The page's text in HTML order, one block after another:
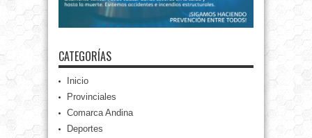
CATEGORÍAS
Inicio
Provinciales
Comarca Andina
Deportes